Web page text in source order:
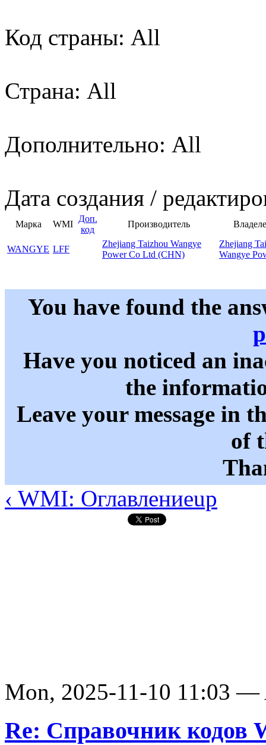
Код страны: All
Страна: All
Дополнительно: All
Дата создания /
Марка WMI
Доп.
код
Производитель
WANGYE LFF
Zhejiang Taizhou Wangye
Power Co Ltd (CHN)
Zhejiang
Wangye
You have found the
Have you noticed an
the
Leave your message in
of
‹ WMI: Оглавлениеup
Mon, 2025-11-10 11:03 —
Re: Справочник кодов